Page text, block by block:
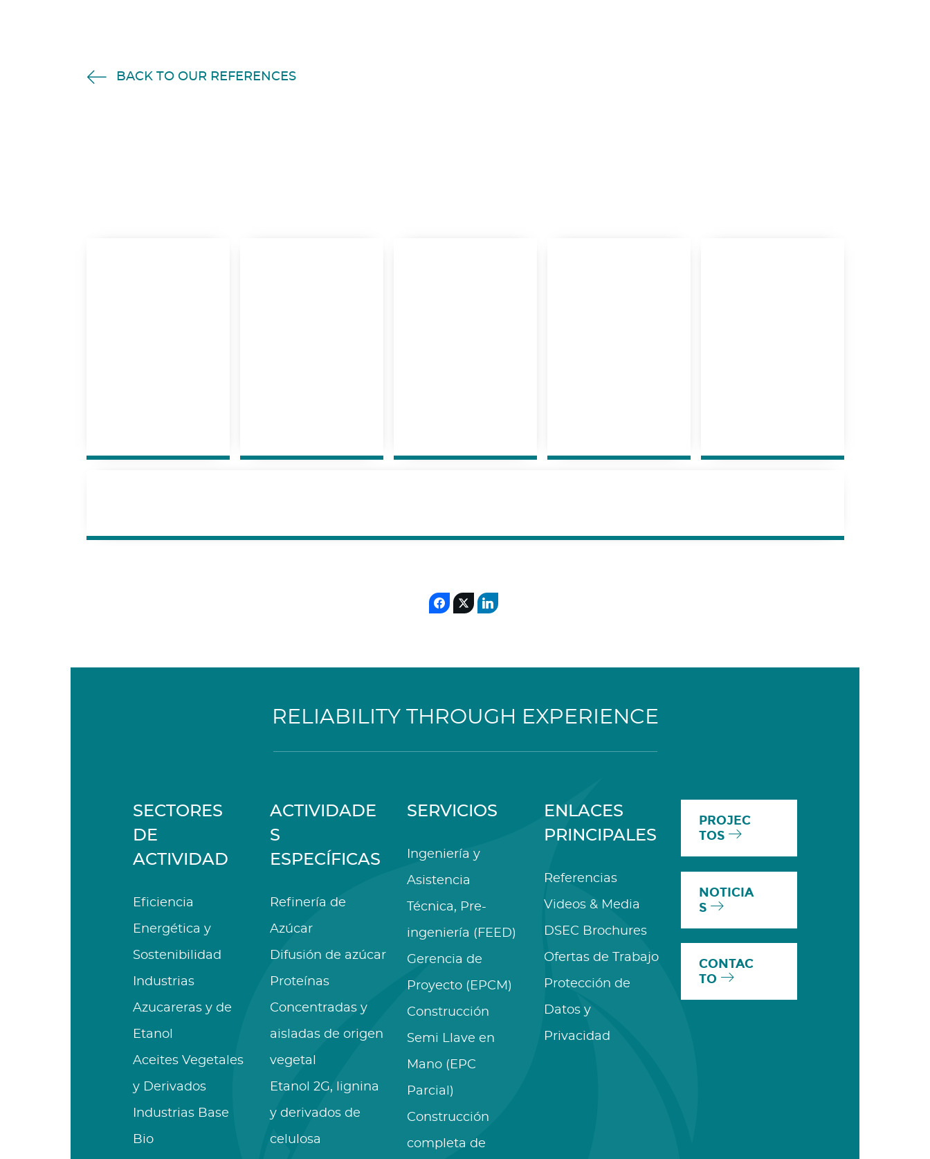
BACK TO OUR REFERENCES
RELIABILITY THROUGH EXPERIENCE
SECTORES
DE
ACTIVIDAD
Eficiencia
Energética y
Sostenibilidad
Industrias
Azucareras y de
Etanol
Aceites Vegetales
y Derivados
Industrias Base
Bio
ACTIVIDADE
S
ESPECÍFICAS
Refinería de
Azúcar
Difusión de azúcar
Proteínas
Concentradas y
aisladas de origen
vegetal
Etanol 2G, lignina
y derivados de
celulosa
SERVICIOS
Ingeniería y
Asistencia
Técnica, Pre-
ingeniería (FEED)
Gerencia de
Proyecto (EPCM)
Construcción
Semi Llave en
Mano (EPC
Parcial)
Construcción
completa de
ENLACES
PRINCIPALES
Referencias
Videos & Media
DSEC Brochures
Ofertas de Trabajo
Protección de
Datos y
Privacidad
PROJEC
TOS
NOTICIA
S
CONTAC
TO